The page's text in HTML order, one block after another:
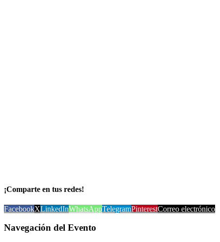
¡Comparte en tus redes!
FacebookXLinkedInWhatsAppTelegramPinterestCorreo electrónico
Navegación del Evento